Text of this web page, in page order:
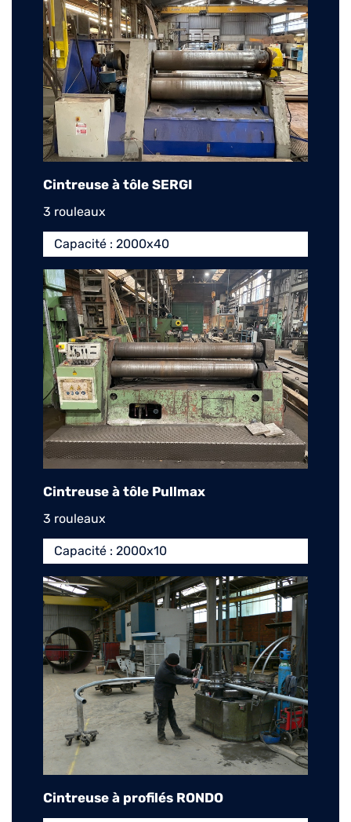
Cintreuse à tôle SERGI
3 rouleaux
Capacité : 2000x40
Cintreuse à tôle Pullmax
3 rouleaux
Capacité : 2000x10
Cintreuse à profilés RONDO